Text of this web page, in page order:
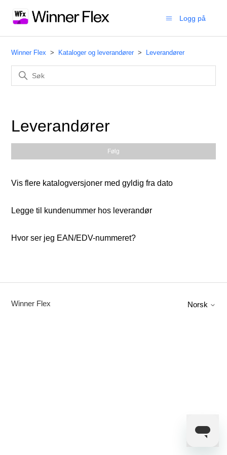
Logg på
Winner Flex Kataloger og leverandører Leverandører
Leverandører
Følg
Vis flere katalogversjoner med gyldig fra dato
Legge til kundenummer hos leverandør
Hvor ser jeg EAN/EDV-nummeret?
Winner Flex Norsk